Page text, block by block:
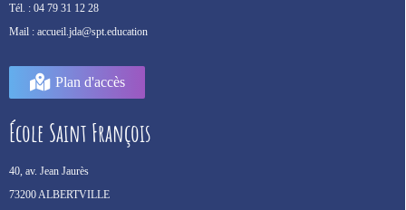
Tél. : 04 79 31 12 28
Mail : accueil.jda@spt.education
Plan d'accès
École Saint François
40, av. Jean Jaurès
73200 ALBERTVILLE